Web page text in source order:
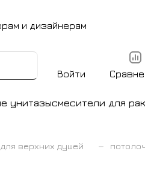
и дизайнерам
Войти
унитазысмесители для
верхних душей –